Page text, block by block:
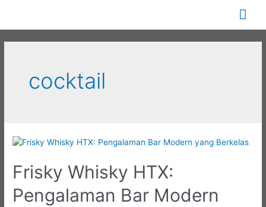
содержимому
cocktail
Frisky Whisky HTX:
Pengalaman Bar Modern